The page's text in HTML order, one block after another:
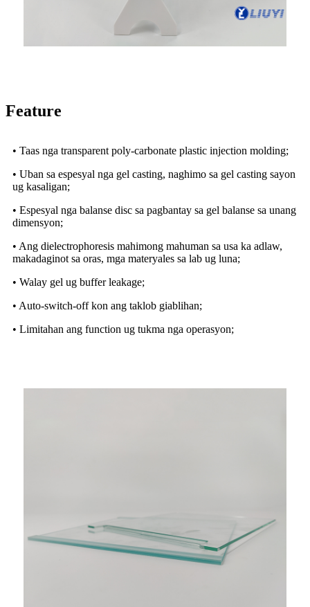
Feature
• Taas nga transparent poly-carbonate plastic injection molding;
• Uban sa espesyal nga gel casting, naghimo sa gel casting sayon
​​ug kasaligan;
• Espesyal nga balanse disc sa pagbantay sa gel balanse sa unang
dimensyon;
• Ang dielectrophoresis mahimong mahuman sa usa ka adlaw,
makadaginot sa oras, mga materyales sa lab ug luna;
• Walay gel ug buffer leakage;
• Auto-switch-off kon ang taklob giablihan;
• Limitahan ang function ug tukma nga operasyon;